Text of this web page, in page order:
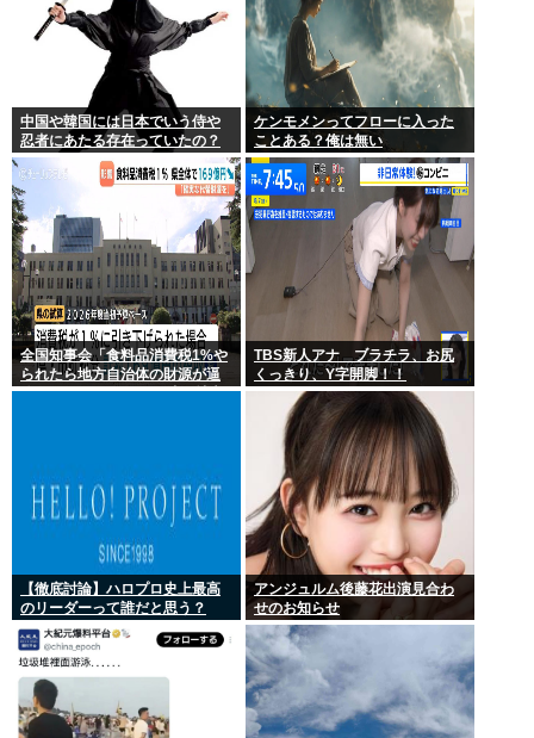
中国や韓国には日本でいう侍や
忍者にあたる存在っていたの？
ケンモメンってフローに入った
ことある？俺は無い
全国知事会「食料品消費税1%や
られたら地方自治体の財源が逼
迫してしまう 」…この流れ地方
TBS新人アナ ブラチラ、お尻
くっきり、Y字開脚！！
【徹底討論】ハロプロ史上最高
のリーダーって誰だと思う？
アンジュルム後藤花出演見合わ
せのお知らせ